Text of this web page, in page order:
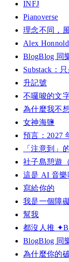
INFJ
Pianoverse
理念不同，
Alex
BlogBlog 同
Substack：
升記號
不囉唆的文
為什麼我不
女神海鹽
預言：2027
「注意到」
社子島憩遊
這是 AI 音樂
寫給你的
我是一個障
幫我
都沒人推
BlogBlog 同
為什麼你的